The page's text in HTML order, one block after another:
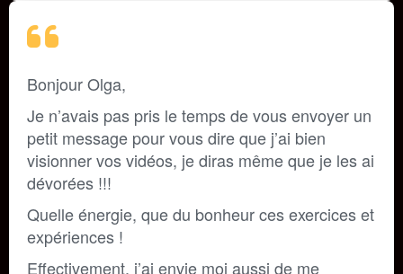
Bonjour Olga,
Je n’avais pas pris le temps de vous envoyer un
petit message pour vous dire que j’ai bien
visionner vos vidéos, je diras même que je les ai
dévorées !!!
Quelle énergie, que du bonheur ces exercices et
expériences !
Effectivement, j’ai envie moi aussi de me